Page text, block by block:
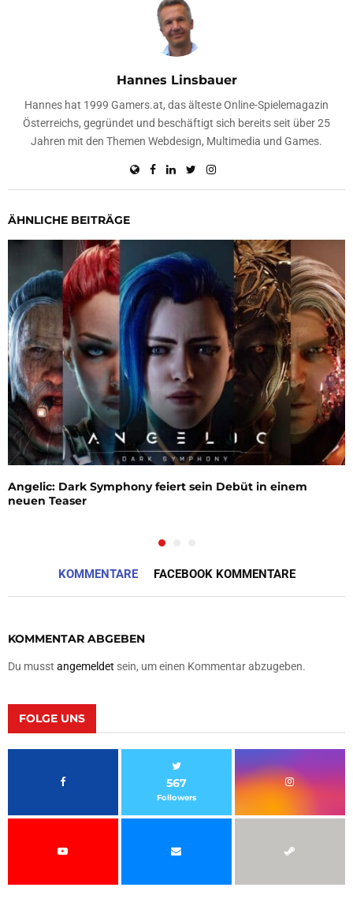
Hannes Linsbauer
Hannes hat 1999 Gamers.at, das älteste Online-Spielemagazin
Österreichs, gegründet und beschäftigt sich bereits seit über 25
Jahren mit den Themen Webdesign, Multimedia und Games.
ÄHNLICHE BEITRÄGE
Angelic: Dark Symphony feiert sein Debüt in einem
neuen Teaser
KOMMENTARE FACEBOOK KOMMENTARE
KOMMENTAR ABGEBEN
Du musst angemeldet sein, um einen Kommentar abzugeben.
FOLGE UNS
567
Followers